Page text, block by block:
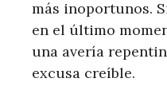
más inoportunos.
en el último
una avería
excusa creíble.